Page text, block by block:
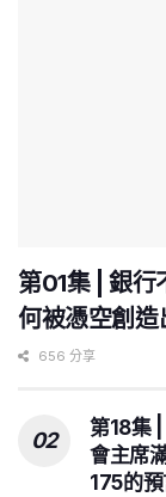
第01集 | 銀行
何被憑空創造
656 分享
第18集
會主席
175的